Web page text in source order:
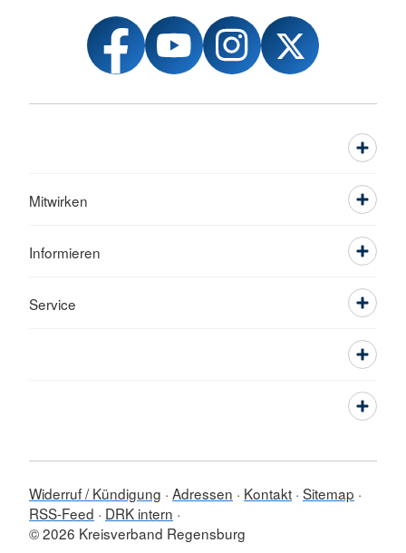
Mitwirken
Informieren
Service
Widerruf / Kündigung Adressen Kontakt Sitemap
RSS-Feed
DRK intern
© 2026 Kreisverband Regensburg